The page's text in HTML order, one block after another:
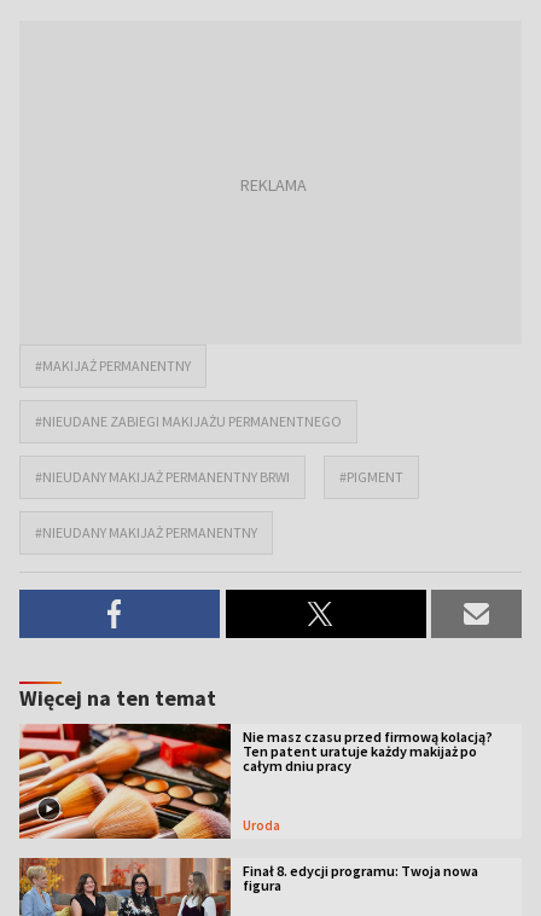
#MAKIJAŻ PERMANENTNY
#NIEUDANE ZABIEGI MAKIJAŻU PERMANENTNEGO
#NIEUDANY MAKIJAŻ PERMANENTNY BRWI #PIGMENT
#NIEUDANY MAKIJAŻ PERMANENTNY
Więcej na ten temat
Nie masz czasu przed firmową kolacją?
Ten patent uratuje każdy makijaż po
całym dniu pracy
Uroda
Finał 8. edycji programu: Twoja nowa
figura